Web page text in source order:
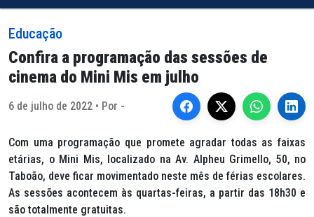
Educação
Confira a programação das sessões de
cinema do Mini Mis em julho
6 de julho de 2022 • Por -
Com uma programação que promete agradar todas as faixas
etárias, o Mini Mis, localizado na Av. Alpheu Grimello, 50, no
Taboão, deve ficar movimentado neste mês de férias escolares.
As sessões acontecem às quartas-feiras, a partir das 18h30 e
são totalmente gratuitas.